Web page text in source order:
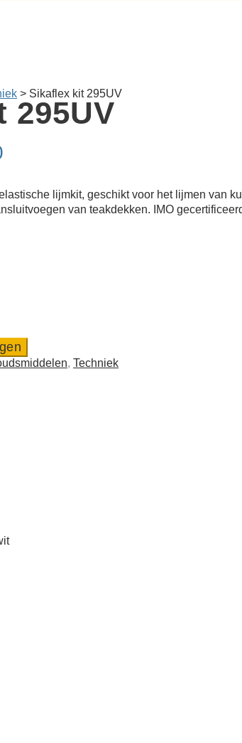
> Sikaflex kit 295UV
295UV
€ 28,20lijmkit, geschikt voor het lijmen van
van teakdekken. IMO
, Techniek